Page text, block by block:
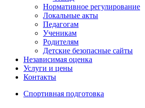
Нормативное регулирование
Локальные акты
Педагогам
Ученикам
Родителям
Детские безопасные сайты
Независимая оценка
Услуги и цены
Контакты
Спортивная подготовка